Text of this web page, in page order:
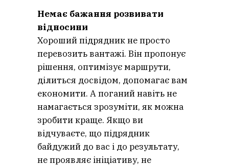
Немає бажання розвивати
відносини
Хороший підрядник не просто
перевозить вантажі. Він пропонує
рішення, оптимізує маршрути,
ділиться досвідом, допомагає вам
економити. А поганий навіть не
намагається зрозуміти, як можна
зробити краще. Якщо ви
відчуваєте, що підрядник
байдужий до вас і до результату,
не проявляє ініціативу, не